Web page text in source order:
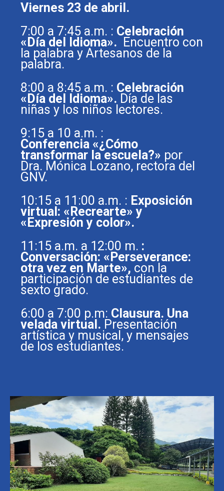
Viernes 23 de abril.
7:00 a 7:45 a.m. : Celebración
«Día del Idioma». Encuentro con
la palabra y Artesanos de la
palabra.
8:00 a 8:45 a.m. : Celebración
«Día del Idioma». Día de las
niñas y los niños lectores.
9:15 a 10 a.m. :
Conferencia «¿Cómo
transformar la escuela?» por
Dra. Mónica Lozano, rectora del
GNV.
10:15 a 11:00 a.m. : Exposición
virtual: «Recrearte» y
«Expresión y color».
11:15 a.m. a 12:00 m. :
Conversación: «Perseverance:
otra vez en Marte», con la
participación de estudiantes de
sexto grado.
6:00 a 7:00 p.m: Clausura. Una
velada virtual. Presentación
artística y musical, y mensajes
de los estudiantes.